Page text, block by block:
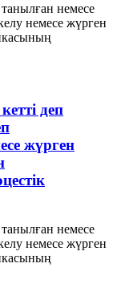
немесе
немесе жүрген
деп
жүрген
немесе
немесе жүрген